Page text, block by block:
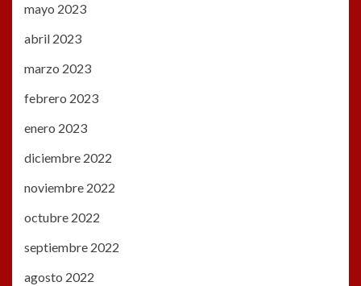
mayo 2023
abril 2023
marzo 2023
febrero 2023
enero 2023
diciembre 2022
noviembre 2022
octubre 2022
septiembre 2022
agosto 2022